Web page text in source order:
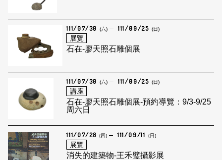
111/07/30 (六) 111/09/25 (日)
展覽
石在-廖天照石雕個展
111/07/30 (六) 111/09/25 (日)
講座
石在-廖天照石雕個展-預約導覽：9/3-9/25
周六日
111/07/28 (四) 111/09/11 (日)
展覽
消失的建築物-王禾璧攝影展